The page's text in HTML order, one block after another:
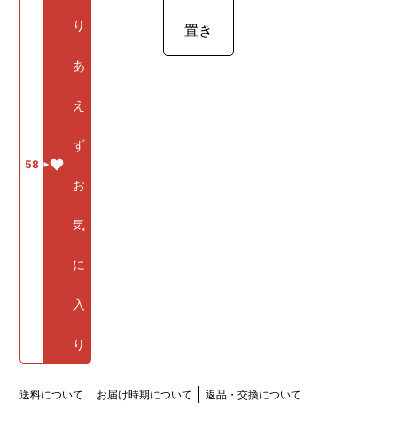
58
り
あ
え
ず
お
気
に
入
り
置き
送料について お届け時期について 返品・交換について